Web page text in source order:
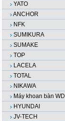
YATO
ANCHOR
NFK
SUMIKURA
SUMAKE
TOP
LACELA
TOTAL
NIKAWA
Máy khoan bàn
HYUNDAI
JV-TECH